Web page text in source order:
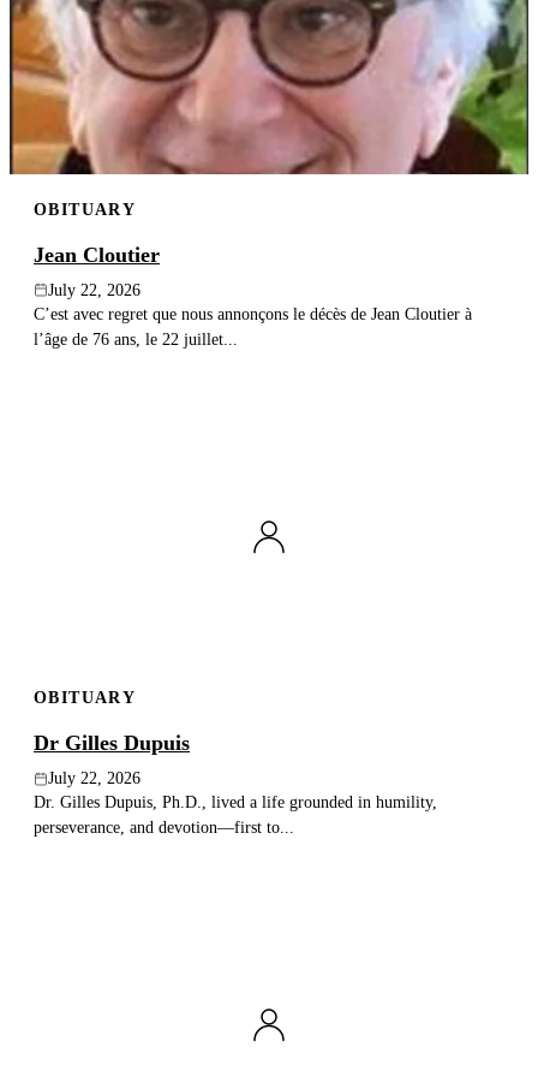
OBITUARY
Jean Cloutier
July 22, 2026
C’est avec regret que nous annonçons le décès de Jean Cloutier à
l’âge de 76 ans, le 22 juillet...
OBITUARY
Dr Gilles Dupuis
July 22, 2026
Dr. Gilles Dupuis, Ph.D., lived a life grounded in humility,
perseverance, and devotion—first to...